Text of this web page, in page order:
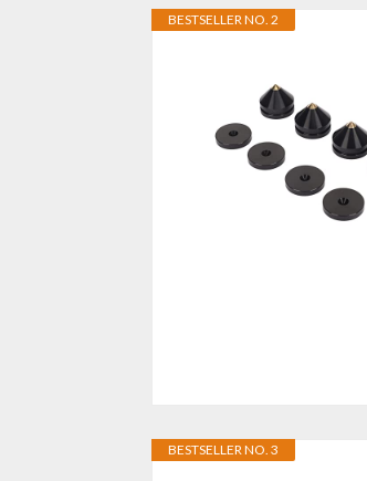
BESTSELLER NO. 2
BESTSELLER NO. 3